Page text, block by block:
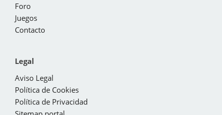
Foro
Juegos
Contacto
Legal
Aviso Legal
Política de Cookies
Política de Privacidad